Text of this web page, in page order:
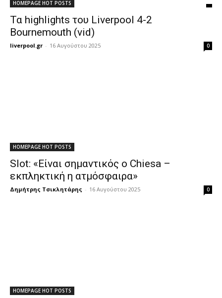
HOMEPAGE HOT POSTS
Τα highlights του Liverpool 4-2
Bournemouth (vid)
liverpool.gr - 16 Αυγούστου 2025 0
HOMEPAGE HOT POSTS
Slot: «Είναι σημαντικός ο Chiesa –
εκπληκτική η ατμόσφαιρα»
Δημήτρης Τσικλητάρης - 16 Αυγούστου 2025 0
HOMEPAGE HOT POSTS